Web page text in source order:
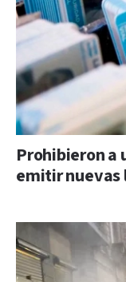
Prohibieron a
emitir nuevas